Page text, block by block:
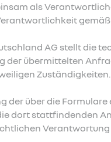
als
gemäß
AG stellt die
der übermittelten
Zuständigkeiten.
der über die
dort stattfindenden
Verantwortung